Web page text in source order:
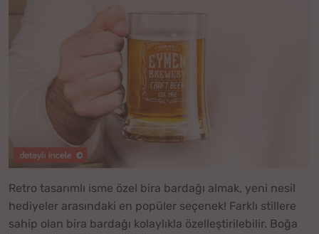
Retro tasarımlı isme özel bira bardağı almak, yeni nesil
hediyeler arasındaki en popüler seçenek! Farklı stillere
sahip olan bira bardağı kolaylıkla özelleştirilebilir. Boğa